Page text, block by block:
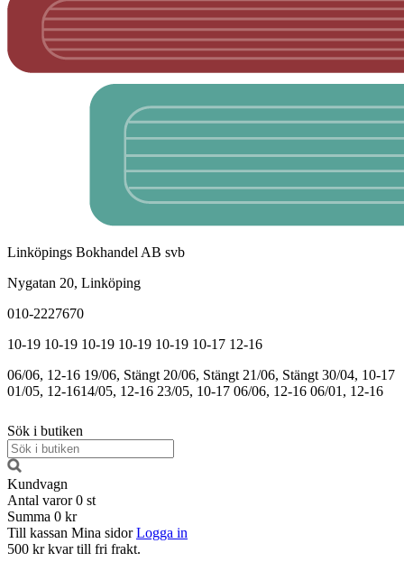
Linköpings Bokhandel AB svb
Nygatan 20, Linköping
010-2227670
10-19 10-19 10-19 10-19 10-19 10-17 12-16
06/06, 12-16 19/06, Stängt 20/06, Stängt 21/06, Stängt 30/04, 10-17
01/05, 12-1614/05, 12-16 23/05, 10-17 06/06, 12-16 06/01, 12-16
Sök i butiken
Kundvagn
Antal varor 0 st
Summa 0 kr
Till kassan Mina sidor Logga in
500 kr kvar till fri frakt.